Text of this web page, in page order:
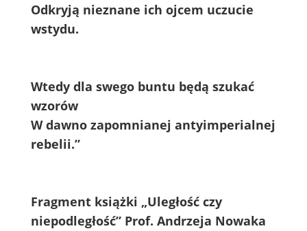
Odkryją nieznane ich ojcem uczucie
wstydu.
Wtedy dla swego buntu będą szukać
wzorów
W dawno zapomnianej antyimperialnej
rebelii.”
Fragment książki „Uległość czy
niepodległość” Prof. Andrzeja Nowaka